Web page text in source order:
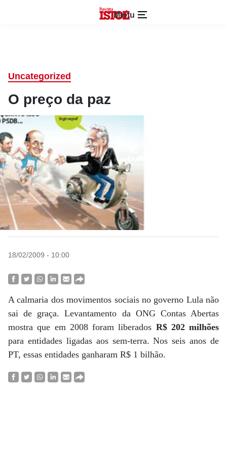
Menu
Uncategorized
O preço da paz
18/02/2009 - 10:00
A calmaria dos movimentos sociais no governo Lula não
sai de graça. Levantamento da ONG Contas Abertas
mostra que em 2008 foram liberados R$ 202 milhões
para entidades ligadas aos sem-terra. Nos seis anos de
PT, essas entidades ganharam R$ 1 bilhão.